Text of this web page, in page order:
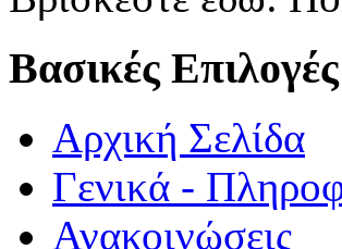
Βασικές Επιλογές
Αρχική Σελίδα
Γενικά -
Ανακοινώσεις